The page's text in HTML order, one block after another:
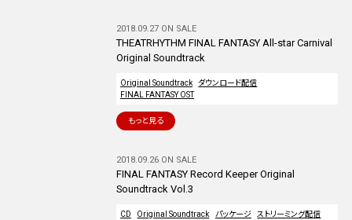
2018.09.27 ON SALE
THEATRHYTHM FINAL FANTASY All-star Carnival
Original Soundtrack
Original Soundtrack
ダウンロード配信
FINAL FANTASY OST
もっと見る
2018.09.26 ON SALE
FINAL FANTASY Record Keeper Original
Soundtrack Vol.3
CD Original Soundtrack パッケージ
ストリーミング配信